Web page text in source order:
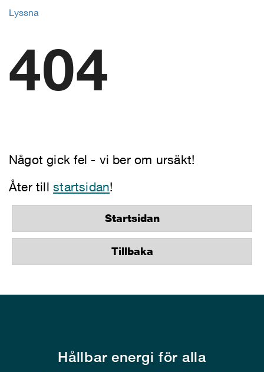
Lyssna
404
Något gick fel - vi ber om ursäkt!
Åter tillstartsidan!
Startsidan
Tillbaka
Hållbar energi för alla